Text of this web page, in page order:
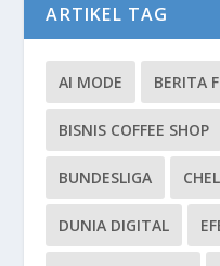
ARTIKEL TAG
AI MODE BERITA
BISNIS COFFEE SHOP
BUNDESLIGA
DUNIA DIGITAL